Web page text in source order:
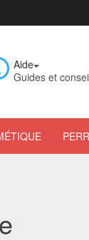
Aide
Guides et